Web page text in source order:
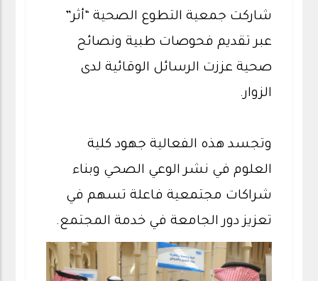
شاركت جمعية التطوع الصحية “أثر”
عبر تقديم فحوصات طبية ونصائح
صحية عززت الرسائل الوقائية لدى
الزوار.
وتجسد هذه الفعالية جهود كلية
العلوم في نشر الوعي الصحي وبناء
شراكات مجتمعية فاعلة تسهم في
تعزيز دور الجامعة في خدمة المجتمع.